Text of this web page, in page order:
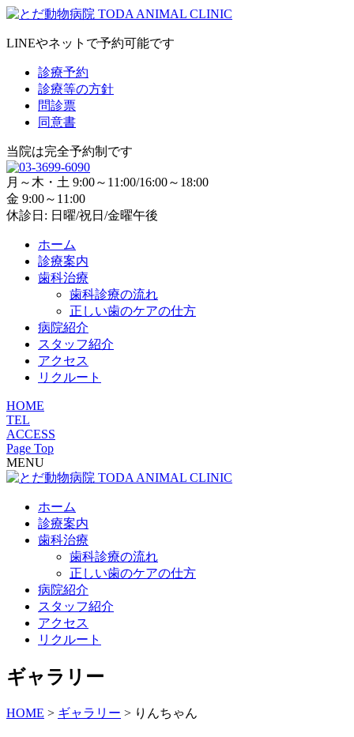
LINEやネットで予約可能です
診療予約
診療等の方針
問診票
同意書
当院は完全予約制です
月～木・土 9:00～11:00/16:00～18:00
金 9:00～11:00
休診日: 日曜/祝日/金曜午後
ホーム
診療案内
歯科治療
歯科診療の流れ
正しい歯のケアの仕方
病院紹介
スタッフ紹介
アクセス
リクルート
HOME
TEL
ACCESS
Page Top
MENU
ホーム
診療案内
歯科治療
歯科診療の流れ
正しい歯のケアの仕方
病院紹介
スタッフ紹介
アクセス
リクルート
ギャラリー
HOME > ギャラリー > りんちゃん